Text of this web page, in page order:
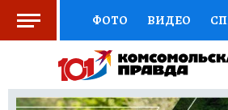
ФОТО ВИДЕО
СОЦПОДДЕРЖКА
ВЫБОР ЭКСПЕРТОВ